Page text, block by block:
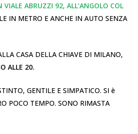
ABRUZZI 92, ALL’ANGOLO COL
IN METRO E ANCHE IN AUTO SENZA
CASA DELLA CHIAVE DI MILANO,
ALLE 20.
GENTILE E SIMPATICO. SI è
POCO TEMPO. SONO RIMASTA